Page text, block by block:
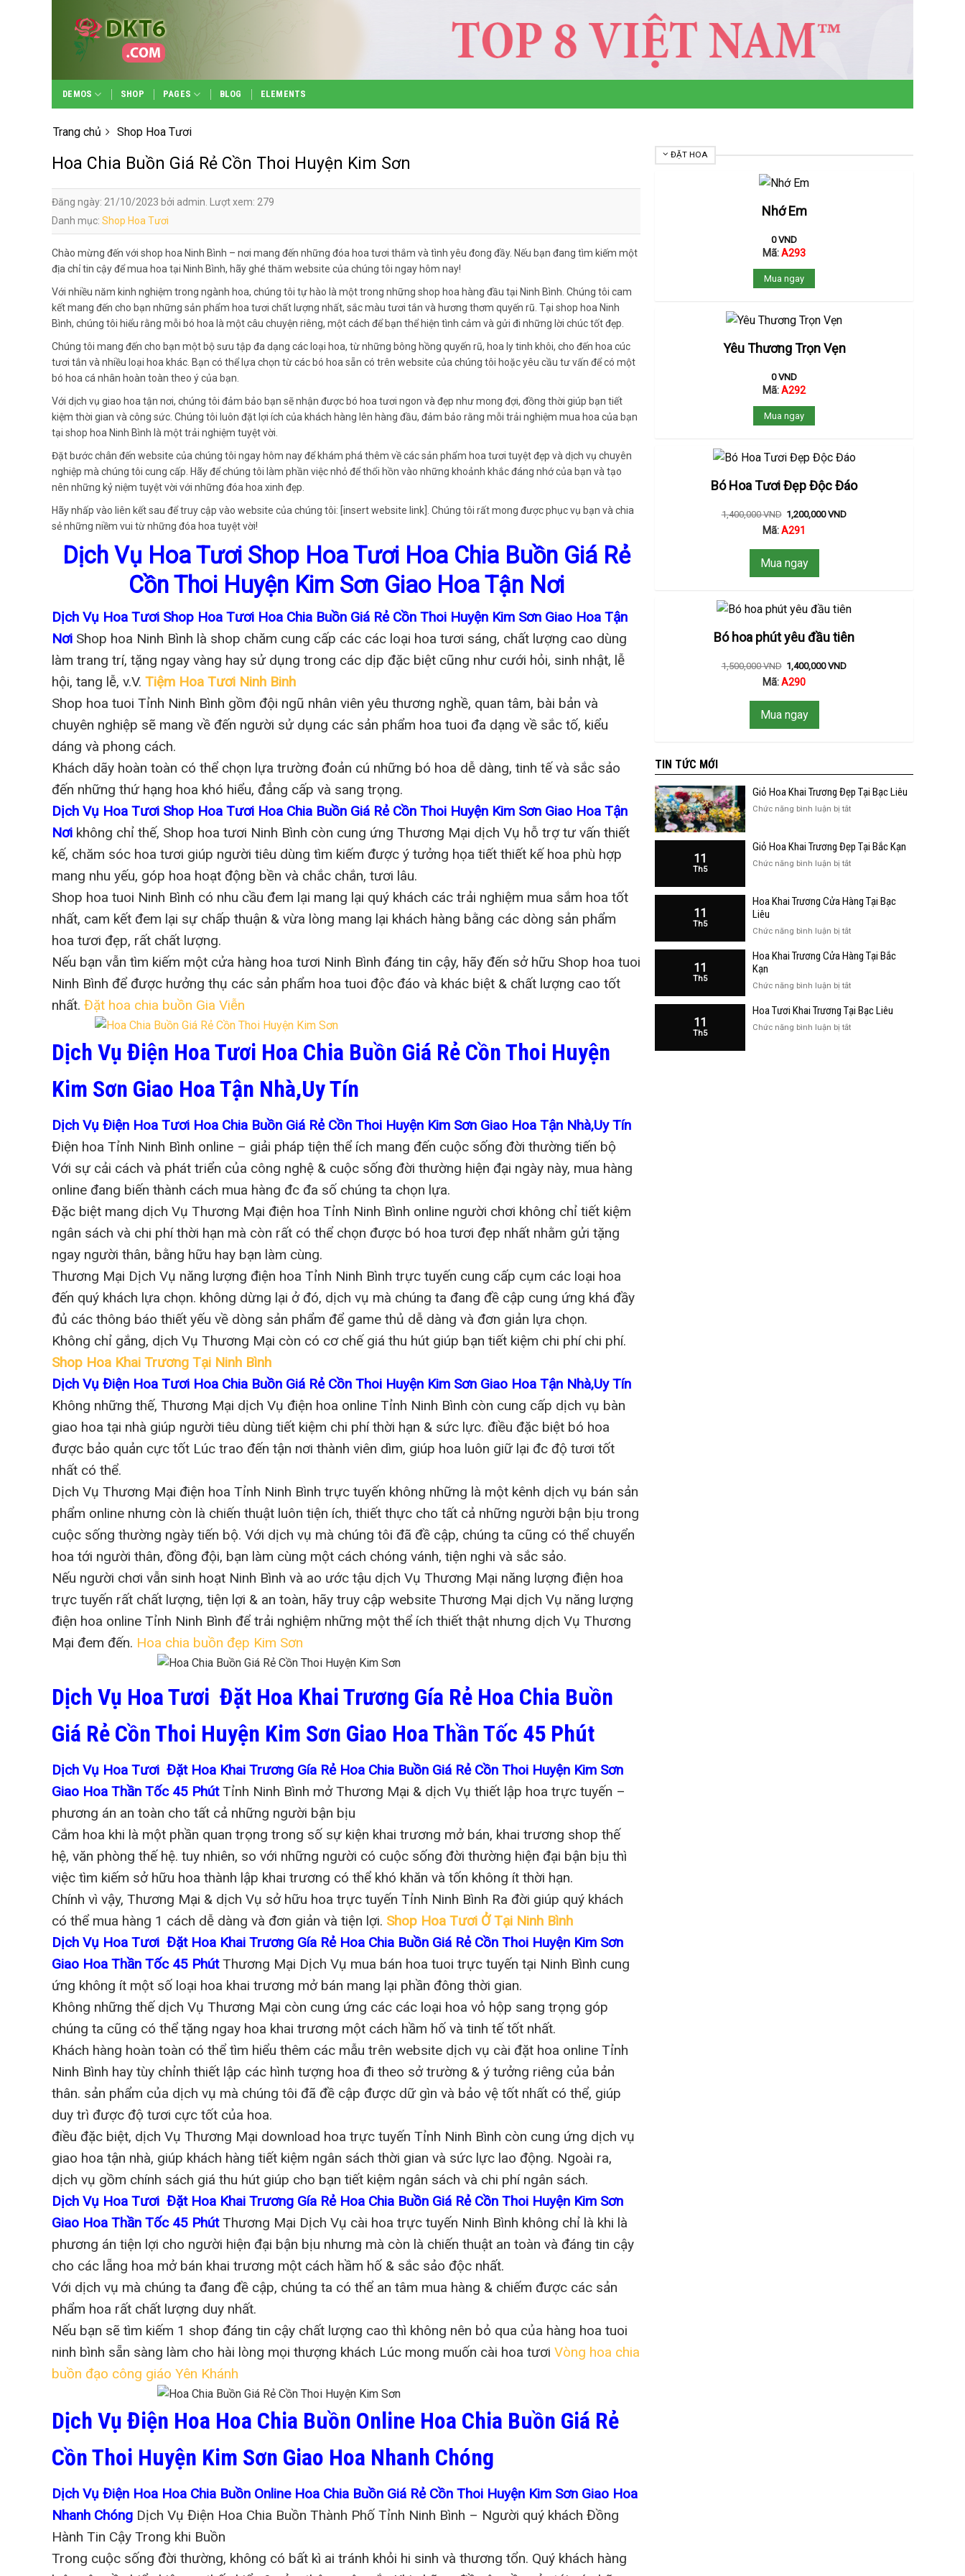
content
DEMOS SHOP PAGES BLOG ELEMENTS
Trang chủ Shop Hoa Tươi
Hoa Chia Buồn Giá Rẻ Cồn Thoi Huyện Kim Sơn
Đăng ngày: 21/10/2023 bởi admin. Lượt xem: 279
Danh mục: Shop Hoa Tươi
Chào mừng đến với shop hoa Ninh Bình – nơi mang đến những đóa hoa tươi thắm và tình yêu đong đầy. Nếu bạn đang tìm kiếm một
địa chỉ tin cậy để mua hoa tại Ninh Bình, hãy ghé thăm website của chúng tôi ngay hôm nay!
Với nhiều năm kinh nghiệm trong ngành hoa, chúng tôi tự hào là một trong những shop hoa hàng đầu tại Ninh Bình. Chúng tôi cam
kết mang đến cho bạn những sản phẩm hoa tươi chất lượng nhất, sắc màu tươi tắn và hương thơm quyến rũ. Tại shop hoa Ninh
Bình, chúng tôi hiểu rằng mỗi bó hoa là một câu chuyện riêng, một cách để bạn thể hiện tình cảm và gửi đi những lời chúc tốt đẹp.
Chúng tôi mang đến cho bạn một bộ sưu tập đa dạng các loại hoa, từ những bông hồng quyến rũ, hoa ly tinh khôi, cho đến hoa cúc
tươi tắn và nhiều loại hoa khác. Bạn có thể lựa chọn từ các bó hoa sẵn có trên website của chúng tôi hoặc yêu cầu tư vấn để có một
bó hoa cá nhân hoàn toàn theo ý của bạn.
Với dịch vụ giao hoa tận nơi, chúng tôi đảm bảo bạn sẽ nhận được bó hoa tươi ngon và đẹp như mong đợi, đồng thời giúp bạn tiết
kiệm thời gian và công sức. Chúng tôi luôn đặt lợi ích của khách hàng lên hàng đầu, đảm bảo rằng mỗi trải nghiệm mua hoa của bạn
tại shop hoa Ninh Bình là một trải nghiệm tuyệt vời.
Đặt bước chân đến website của chúng tôi ngay hôm nay để khám phá thêm về các sản phẩm hoa tươi tuyệt đẹp và dịch vụ chuyên
nghiệp mà chúng tôi cung cấp. Hãy để chúng tôi làm phần việc nhỏ để thổi hồn vào những khoảnh khắc đáng nhớ của bạn và tạo
nên những kỷ niệm tuyệt vời với những đóa hoa xinh đẹp.
Hãy nhấp vào liên kết sau để truy cập vào website của chúng tôi: [insert website link]. Chúng tôi rất mong được phục vụ bạn và chia
sẻ những niềm vui từ những đóa hoa tuyệt vời!
Dịch Vụ Hoa Tươi Shop Hoa Tươi Hoa Chia Buồn Giá Rẻ
Cồn Thoi Huyện Kim Sơn Giao Hoa Tận Nơi
Dịch Vụ Hoa Tươi Shop Hoa Tươi Hoa Chia Buồn Giá Rẻ Cồn Thoi Huyện Kim Sơn Giao Hoa Tận
Nơi Shop hoa Ninh Bình là shop chăm cung cấp các các loại hoa tươi sáng, chất lượng cao dùng
làm trang trí, tặng ngay vàng hay sử dụng trong các dịp đặc biệt cũng như cưới hỏi, sinh nhật, lễ
hội, tang lễ, v.V. Tiệm Hoa Tươi Ninh Binh
Shop hoa tuoi Tỉnh Ninh Bình gồm đội ngũ nhân viên yêu thương nghề, quan tâm, bài bản và
chuyên nghiệp sẽ mang về đến người sử dụng các sản phẩm hoa tuoi đa dạng về sắc tố, kiểu
dáng và phong cách.
Khách dãy hoàn toàn có thể chọn lựa trường đoản cú những bó hoa dễ dàng, tinh tế và sắc sảo
đến những thứ hạng hoa khó hiểu, đẳng cấp và sang trọng.
Dịch Vụ Hoa Tươi Shop Hoa Tươi Hoa Chia Buồn Giá Rẻ Cồn Thoi Huyện Kim Sơn Giao Hoa Tận
Nơi không chỉ thế, Shop hoa tươi Ninh Bình còn cung ứng Thương Mại dịch Vụ hỗ trợ tư vấn thiết
kế, chăm sóc hoa tươi giúp người tiêu dùng tìm kiếm được ý tưởng họa tiết thiết kế hoa phù hợp
mang nhu yếu, góp hoa hoạt động bền và chắc chắn, tươi lâu.
Shop hoa tuoi Ninh Bình có nhu cầu đem lại mang lại quý khách các trải nghiệm mua sắm hoa tốt
nhất, cam kết đem lại sự chấp thuận & vừa lòng mang lại khách hàng bằng các dòng sản phẩm
hoa tươi đẹp, rất chất lượng.
Nếu bạn vẫn tìm kiếm một cửa hàng hoa tươi Ninh Bình đáng tin cậy, hãy đến sở hữu Shop hoa tuoi
Ninh Bình để được hưởng thụ các sản phẩm hoa tuoi độc đáo và khác biệt & chất lượng cao tốt
nhất. Đặt hoa chia buồn Gia Viễn
Dịch Vụ Điện Hoa Tươi Hoa Chia Buồn Giá Rẻ Cồn Thoi Huyện
Kim Sơn Giao Hoa Tận Nhà,Uy Tín
Dịch Vụ Điện Hoa Tươi Hoa Chia Buồn Giá Rẻ Cồn Thoi Huyện Kim Sơn Giao Hoa Tận Nhà,Uy Tín
Điện hoa Tỉnh Ninh Bình online – giải pháp tiện thể ích mang đến cuộc sống đời thường tiến bộ
Với sự cải cách và phát triển của công nghệ & cuộc sống đời thường hiện đại ngày này, mua hàng
online đang biến thành cách mua hàng đc đa số chúng ta chọn lựa.
Đặc biệt mang dịch Vụ Thương Mại điện hoa Tỉnh Ninh Bình online người chơi không chỉ tiết kiệm
ngân sách và chi phí thời hạn mà còn rất có thể chọn được bó hoa tươi đẹp nhất nhằm gửi tặng
ngay người thân, bằng hữu hay bạn làm cùng.
Thương Mại Dịch Vụ năng lượng điện hoa Tỉnh Ninh Bình trực tuyến cung cấp cụm các loại hoa
đến quý khách lựa chọn. không dừng lại ở đó, dịch vụ mà chúng ta đang đề cập cung ứng khá đầy
đủ các thông báo thiết yếu về dòng sản phẩm để game thủ dễ dàng và đơn giản lựa chọn.
Không chỉ gắng, dịch Vụ Thương Mại còn có cơ chế giá thu hút giúp bạn tiết kiệm chi phí chi phí.
Shop Hoa Khai Trương Tại Ninh Bình
Dịch Vụ Điện Hoa Tươi Hoa Chia Buồn Giá Rẻ Cồn Thoi Huyện Kim Sơn Giao Hoa Tận Nhà,Uy Tín
Không những thế, Thương Mại dịch Vụ điện hoa online Tỉnh Ninh Bình còn cung cấp dịch vụ bàn
giao hoa tại nhà giúp người tiêu dùng tiết kiệm chi phí thời hạn & sức lực. điều đặc biệt bó hoa
được bảo quản cực tốt Lúc trao đến tận nơi thành viên dìm, giúp hoa luôn giữ lại đc độ tươi tốt
nhất có thể.
Dịch Vụ Thương Mại điện hoa Tỉnh Ninh Bình trực tuyến không những là một kênh dịch vụ bán sản
phẩm online nhưng còn là chiến thuật luôn tiện ích, thiết thực cho tất cả những người bận bịu trong
cuộc sống thường ngày tiến bộ. Với dịch vụ mà chúng tôi đã đề cập, chúng ta cũng có thể chuyển
hoa tới người thân, đồng đội, bạn làm cùng một cách chóng vánh, tiện nghi và sắc sảo.
Nếu người chơi vẫn sinh hoạt Ninh Bình và ao ước tậu dịch Vụ Thương Mại năng lượng điện hoa
trực tuyến rất chất lượng, tiện lợi & an toàn, hãy truy cập website Thương Mại dịch Vụ năng lượng
điện hoa online Tỉnh Ninh Bình để trải nghiệm những một thể ích thiết thật nhưng dịch Vụ Thương
Mại đem đến. Hoa chia buồn đẹp Kim Sơn
Dịch Vụ Hoa Tươi Đặt Hoa Khai Trương Gía Rẻ Hoa Chia Buồn
Giá Rẻ Cồn Thoi Huyện Kim Sơn Giao Hoa Thần Tốc 45 Phút
Dịch Vụ Hoa Tươi Đặt Hoa Khai Trương Gía Rẻ Hoa Chia Buồn Giá Rẻ Cồn Thoi Huyện Kim Sơn
Giao Hoa Thần Tốc 45 PhútTỉnh Ninh Bình mở Thương Mại & dịch Vụ thiết lập hoa trực tuyến –
phương án an toàn cho tất cả những người bận bịu
Cắm hoa khi là một phần quan trọng trong số sự kiện khai trương mở bán, khai trương shop thế
hệ, văn phòng thế hệ. tuy nhiên, so với những người có cuộc sống đời thường hiện đại bận bịu thì
việc tìm kiếm sở hữu hoa thành lập khai trương có thể khó khăn và tốn không ít thời hạn.
Chính vì vậy, Thương Mại & dịch Vụ sở hữu hoa trực tuyến Tỉnh Ninh Bình Ra đời giúp quý khách
có thể mua hàng 1 cách dễ dàng và đơn giản và tiện lợi. Shop Hoa Tươi Ở Tại Ninh Bình
Dịch Vụ Hoa Tươi Đặt Hoa Khai Trương Gía Rẻ Hoa Chia Buồn Giá Rẻ Cồn Thoi Huyện Kim Sơn
Giao Hoa Thần Tốc 45 PhútThương Mại Dịch Vụ mua bán hoa tuoi trực tuyến tại Ninh Bình cung
ứng không ít một số loại hoa khai trương mở bán mang lại phần đông thời gian.
Không những thế dịch Vụ Thương Mại còn cung ứng các các loại hoa vỏ hộp sang trọng góp
chúng ta cũng có thể tặng ngay hoa khai trương một cách hầm hố và tinh tế tốt nhất.
Khách hàng hoàn toàn có thể tìm hiểu thêm các mẫu trên website dịch vụ cài đặt hoa online Tỉnh
Ninh Bình hay tùy chỉnh thiết lập các hình tượng hoa đi theo sở trường & ý tưởng riêng của bản
thân. sản phẩm của dịch vụ mà chúng tôi đã đề cập được dữ gìn và bảo vệ tốt nhất có thể, giúp
duy trì được độ tươi cực tốt của hoa.
điều đặc biệt, dịch Vụ Thương Mại download hoa trực tuyến Tỉnh Ninh Bình còn cung ứng dịch vụ
giao hoa tận nhà, giúp khách hàng tiết kiệm ngân sách thời gian và sức lực lao động. Ngoài ra,
dịch vụ gồm chính sách giá thu hút giúp cho bạn tiết kiệm ngân sách và chi phí ngân sách.
Dịch Vụ Hoa Tươi Đặt Hoa Khai Trương Gía Rẻ Hoa Chia Buồn Giá Rẻ Cồn Thoi Huyện Kim Sơn
Giao Hoa Thần Tốc 45 PhútThương Mại Dịch Vụ cài hoa trực tuyến Ninh Bình không chỉ là khi là
phương án tiện lợi cho người hiện đại bận bịu nhưng mà còn là chiến thuật an toàn và đáng tin cậy
cho các lẵng hoa mở bán khai trương một cách hầm hố & sắc sảo độc nhất.
Với dịch vụ mà chúng ta đang đề cập, chúng ta có thể an tâm mua hàng & chiếm được các sản
phẩm hoa rất chất lượng duy nhất.
Nếu bạn sẽ tìm kiếm 1 shop đáng tin cậy chất lượng cao thì không nên bỏ qua của hàng hoa tuoi
ninh bình sẵn sàng làm cho hài lòng mọi thượng khách Lúc mong muốn cài hoa tươi Vòng hoa chia
buồn đạo công giáo Yên Khánh
Dịch Vụ Điện Hoa Hoa Chia Buồn Online Hoa Chia Buồn Giá Rẻ
Cồn Thoi Huyện Kim Sơn Giao Hoa Nhanh Chóng
Dịch Vụ Điện Hoa Hoa Chia Buồn Online Hoa Chia Buồn Giá Rẻ Cồn Thoi Huyện Kim Sơn Giao Hoa
Nhanh Chóng Dịch Vụ Điện Hoa Chia Buồn Thành Phố Tỉnh Ninh Bình – Người quý khách Đồng
Hành Tin Cậy Trong khi Buồn
Trong cuộc sống đời thường, không có bất kì ai tránh khỏi hi sinh và thương tổn. Quý khách hàng
ĐẶT HOA
Nhớ Em
0VND
Mã:A293
Mua ngay
Yêu Thương Trọn Vẹn
0VND
Mã:A292
Mua ngay
Bó Hoa Tươi Đẹp Độc Đáo
1,400,000VND 1,200,000VND
Mã:A291
Mua ngay
Bó hoa phút yêu đầu tiên
1,500,000VND 1,400,000VND
Mã:A290
Mua ngay
TIN TỨC MỚI
Giỏ Hoa Khai Trương Đẹp Tại Bạc Liêu
Chức năng bình luận bị tắtở
Khai
Đẹp
Liêu
11
Th5
Giỏ Hoa Khai Trương Đẹp Tại Bắc Kạn
Chức năng bình luận bị tắtở
Khai
Tại
Kạn
11
Th5
Hoa Khai Trương Cửa Hàng Tại Bạc
Liêu
Chức năng bình luận bị tắtở
Khai
Hàng
Bạc
Liêu
11
Th5
Hoa Khai Trương Cửa Hàng Tại Bắc
Kạn
Chức năng bình luận bị tắtở
Khai
11
Th5
Hoa Tươi Khai Trương Tại Bạc Liêu
Chức năng bình luận bị tắtở